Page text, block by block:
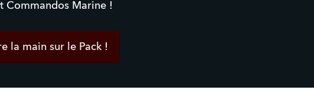
Commandos Marine !
la main sur le Pack !